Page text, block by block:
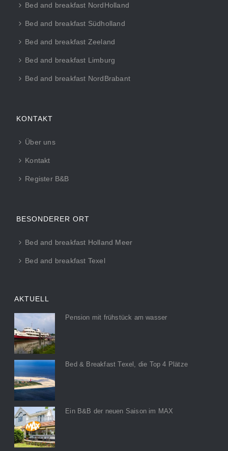
Bed and breakfast NordHolland
Bed and breakfast Südholland
Bed and breakfast Zeeland
Bed and breakfast Limburg
Bed and breakfast NordBrabant
KONTAKT
Über uns
Kontakt
Register B&B
BESONDERER ORT
Bed and breakfast Holland Meer
Bed and breakfast Texel
AKTUELL
Pension mit frühstück am wasser
Bed & Breakfast Texel, die Top 4 Plätze
Ein B&B der neuen Saison im MAX